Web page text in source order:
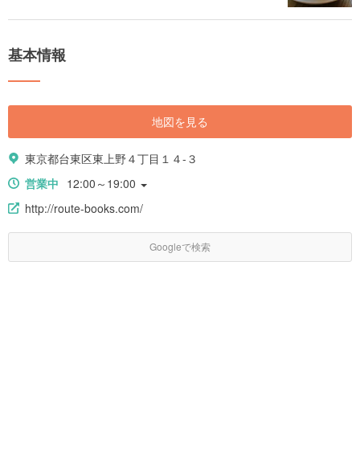
基本情報
地図を見る
東京都台東区東上野４丁目１４-３
営業中 12:00～19:00
http://route-books.com/
Googleで検索